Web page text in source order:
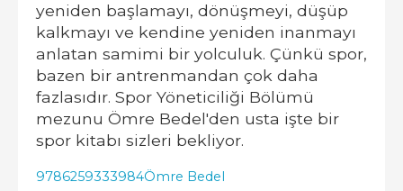
yeniden başlamayı, dönüşmeyi, düşüp
kalkmayı ve kendine yeniden inanmayı
anlatan samimi bir yolculuk. Çünkü spor,
bazen bir antrenmandan çok daha
fazlasıdır. Spor Yöneticiliği Bölümü
mezunu Ömre Bedel'den usta işte bir
spor kitabı sizleri bekliyor.
9786259333984Ömre Bedel